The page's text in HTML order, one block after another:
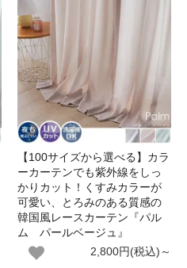
【100サイズから選べる】カラ
ーカーテンでも紫外線をしっ
かりカット！くすみカラーが
可愛い、とろみのある質感の
韓国風レースカーテン『パル
ム パールベージュ』
2,800円(税込)～